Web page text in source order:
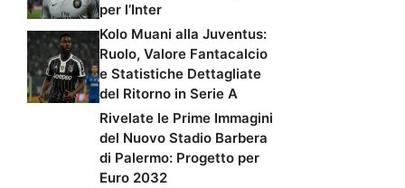
per l’Inter
Kolo Muani alla Juventus:
Ruolo, Valore Fantacalcio
e Statistiche Dettagliate
del Ritorno in Serie A
Rivelate le Prime Immagini
del Nuovo Stadio Barbera
di Palermo: Progetto per
Euro 2032